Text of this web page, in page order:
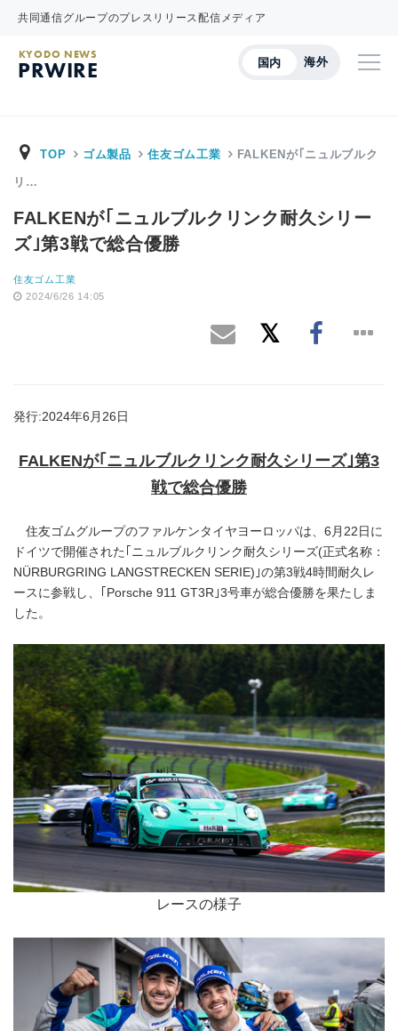
共同通信グループのプレスリリース配信メディア
国内 海外
KYODO NEWS
PRWIRE
TOP ゴム製品 住友ゴム工業 FALKENが｢ニュルブルク
リ…
FALKENが｢ニュルブルクリンク耐久シリー
ズ｣第3戦で総合優勝
住友ゴム工業
2024/6/26 14:05
発行:2024年6月26日
FALKENが｢ニュルブルクリンク耐久シリーズ｣第3
戦で総合優勝
住友ゴムグループのファルケンタイヤヨーロッパは、6月22日に
ドイツで開催された｢ニュルブルクリンク耐久シリーズ(正式名称：
NÜRBURGRING LANGSTRECKEN SERIE)｣の第3戦4時間耐久レ
ースに参戦し、｢Porsche 911 GT3R｣3号車が総合優勝を果たしま
した。
レースの様子